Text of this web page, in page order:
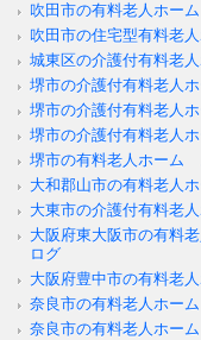
吹田市の有料老人ホー
吹田市の住宅型有料老
城東区の介護付有料老
堺市の介護付有料老人
堺市の介護付有料老人
堺市の介護付有料老人
堺市の有料老人ホーム
大和郡山市の有料老人
大東市の介護付有料老
大阪府東大阪市の有料
ログ
大阪府豊中市の有料老
奈良市の有料老人ホー
奈良市の有料老人ホー